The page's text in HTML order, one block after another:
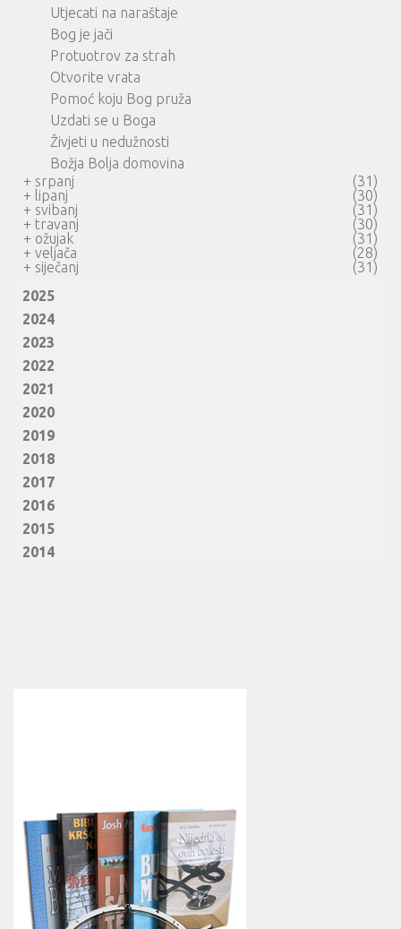
Utjecati na naraštaje
Bog je jači
Protuotrov za strah
Otvorite vrata
Pomoć koju Bog pruža
Uzdati se u Boga
Živjeti u nedužnosti
Božja Bolja domovina
+ srpanj
(31)
+ lipanj
(30)
+ svibanj
(31)
+ travanj
(30)
+ ožujak
(31)
+ veljača
(28)
+ siječanj
(31)
2025
2024
2023
2022
2021
2020
2019
2018
2017
2016
2015
2014